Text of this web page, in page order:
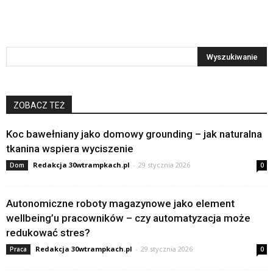
ZOBACZ TEŻ
Koc bawełniany jako domowy grounding – jak naturalna
tkanina wspiera wyciszenie
Dom Redakcja 30wtrampkach.pl - 29 stycznia 2026 0
Autonomiczne roboty magazynowe jako element
wellbeing’u pracowników – czy automatyzacja może
redukować stres?
Praca Redakcja 30wtrampkach.pl - 29 stycznia 2026 0